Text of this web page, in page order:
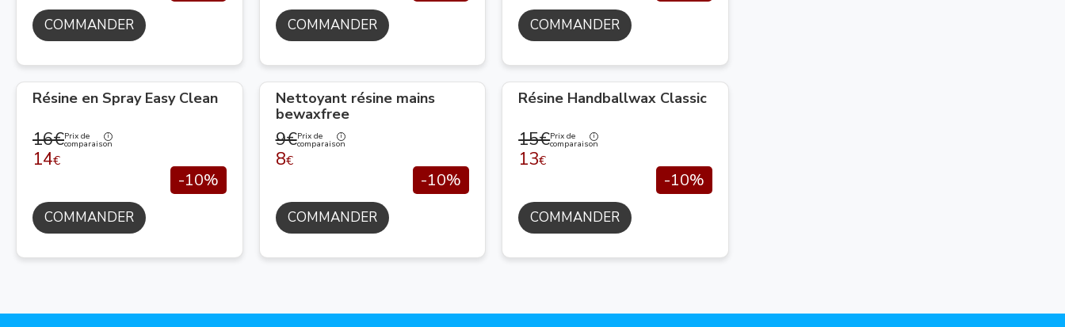
COMMANDER COMMANDER COMMANDER
Résine en Spray Easy Clean
16€Prix de
comparaison
14€
-10%
COMMANDER
Nettoyant résine mains
bewaxfree
9€Prix de
comparaison
8€
-10%
COMMANDER
Résine Handballwax Classic
15€Prix de
comparaison
13€
-10%
COMMANDER